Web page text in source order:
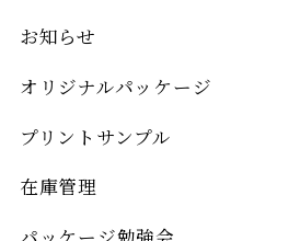
お知らせ
オリジナルパッケージ
プリントサンプル
在庫管理